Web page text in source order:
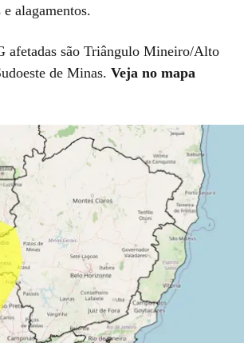
alagamentos.
afetadas são Triângulo Mineiro/Alto
de Minas. Veja no mapa